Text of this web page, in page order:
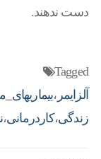
دست ندهند.
Tagged
آلزایمر،
زندگی،کاردرمانی،